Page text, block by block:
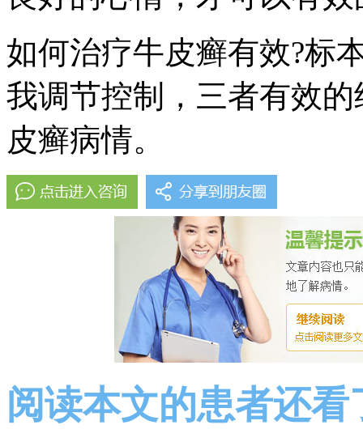
如何治疗牛皮癣有效?标
我调节控制，三者有效
皮癣病情。
阅读本文的患者还看